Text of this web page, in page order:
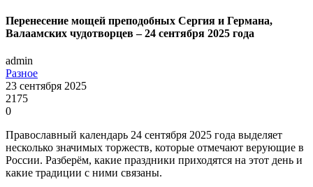
Перенесение мощей преподобных Сергия и Германа,
Валаамских чудотворцев – 24 сентября 2025 года
admin
Разное
23 сентября 2025
2175
0
Православный календарь 24 сентября 2025 года выделяет
несколько значимых торжеств, которые отмечают верующие в
России. Разберём, какие праздники приходятся на этот день и
какие традиции с ними связаны.